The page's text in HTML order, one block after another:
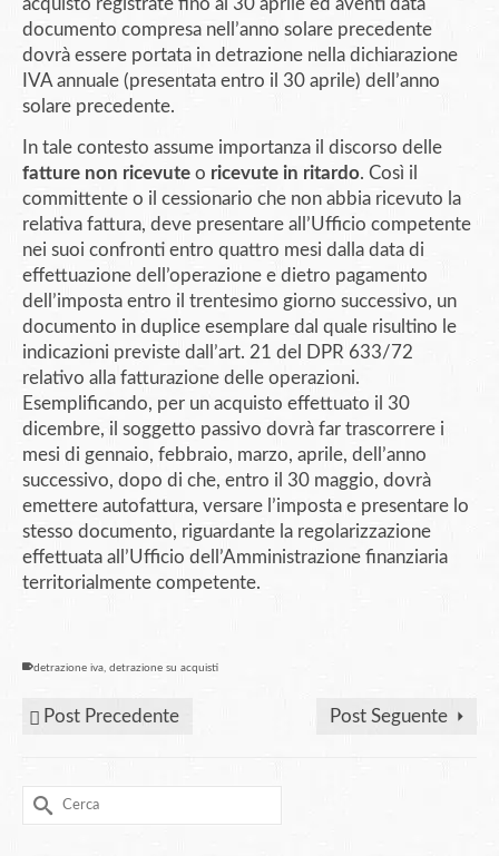
acquisto registrate fino al 30 aprile ed aventi data
documento compresa nell’anno solare precedente
dovrà essere portata in detrazione nella dichiarazione
IVA annuale (presentata entro il 30 aprile) dell’anno
solare precedente.
In tale contesto assume importanza il discorso delle
fatture non ricevute o ricevute in ritardo. Così il
committente o il cessionario che non abbia ricevuto la
relativa fattura, deve presentare all’Ufficio competente
nei suoi confronti entro quattro mesi dalla data di
effettuazione dell’operazione e dietro pagamento
dell’imposta entro il trentesimo giorno successivo, un
documento in duplice esemplare dal quale risultino le
indicazioni previste dall’art. 21 del DPR 633/72
relativo alla fatturazione delle operazioni.
Esemplificando, per un acquisto effettuato il 30
dicembre, il soggetto passivo dovrà far trascorrere i
mesi di gennaio, febbraio, marzo, aprile, dell’anno
successivo, dopo di che, entro il 30 maggio, dovrà
emettere autofattura, versare l’imposta e presentare lo
stesso documento, riguardante la regolarizzazione
effettuata all’Ufficio dell’Amministrazione finanziaria
territorialmente competente.
detrazione iva, detrazione su acquisti
Post Precedente Post Seguente
Cerca
per: